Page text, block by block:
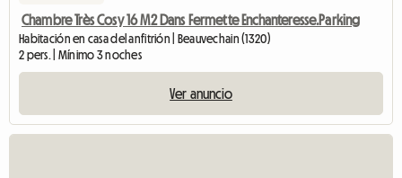
Chambre Très Cosy 16 M2 Dans Fermette Enchanteresse.Parking
Habitación en casa del anfitrión | Beauvechain (1320)
2 pers. | Mínimo 3 noches
Ver anuncio